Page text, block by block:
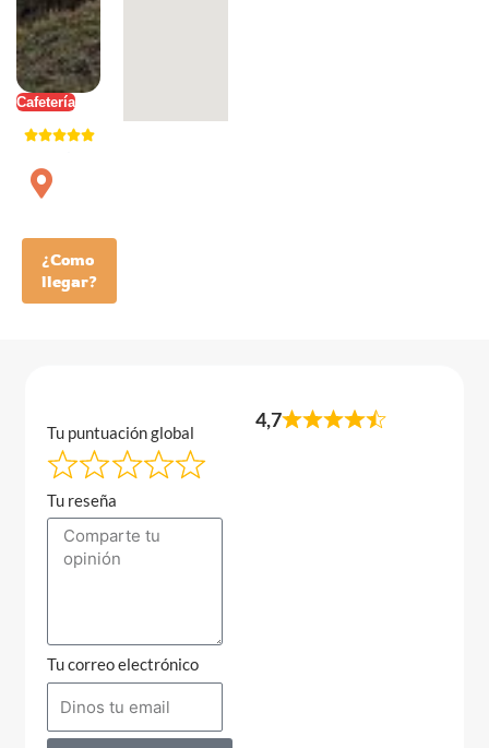
Cafetería
¿Como
llegar?
Tu puntuación global
Tu reseña
Tu correo electrónico
4,7